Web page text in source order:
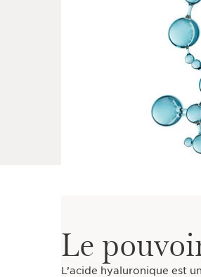
Le
L’acide hyaluronique est